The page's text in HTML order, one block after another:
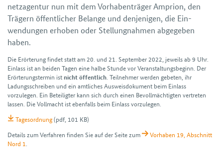
netz­agentur nun mit dem Vorhaben­träger Amprion, den
Trägern öffentlicher Belange und den­jenigen, die Ein­
wendungen erhoben oder Stellung­nahmen ab­gegeben
haben.
Die Erörterung findet statt am 20. und 21. September 2022, jeweils ab 9 Uhr.
Einlass ist an beiden Tagen eine halbe Stunde vor Veranstaltungs­beginn. Der
Erörterungs­termin istnicht öffentlich . Teil­nehmer werden gebeten, ihr
Ladungs­schreiben und ein amtliches Ausweis­dokument beim Ein­lass
vorzulegen. Ein Beteiligter kann sich durch einen Bevoll­mächtigten ver­treten
lassen. Die Voll­macht ist ebenfalls beim Einlass vor­zulegen.
Tagesordnung(pdf, 101 KB)
Details zum Verfahren finden Sie auf der Seite zum
Vorhaben 19, Abschnitt
Nord 1